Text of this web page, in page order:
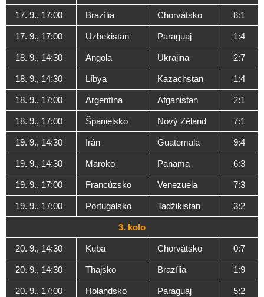
17. 9., 17:00 Brazília Chorvátsko 8:1
17. 9., 17:00 Uzbekistan Paraguaj 1:4
18. 9., 14:30 Angola Ukrajina 2:7
18. 9., 14:30 Líbya Kazachstan 1:4
18. 9., 17:00 Argentína Afganistan 2:1
18. 9., 17:00 Španielsko Nový Zéland 7:1
19. 9., 14:30 Irán Guatemala 9:4
19. 9., 14:30 Maroko Panama 6:3
19. 9., 17:00 Francúzsko Venezuela 7:3
19. 9., 17:00 Portugalsko Tadžikistan 3:2
3. kolo
20. 9., 14:30 Kuba Chorvátsko 0:7
20. 9., 14:30 Thajsko Brazília 1:9
20. 9., 17:00 Holandsko Paraguaj 5:2